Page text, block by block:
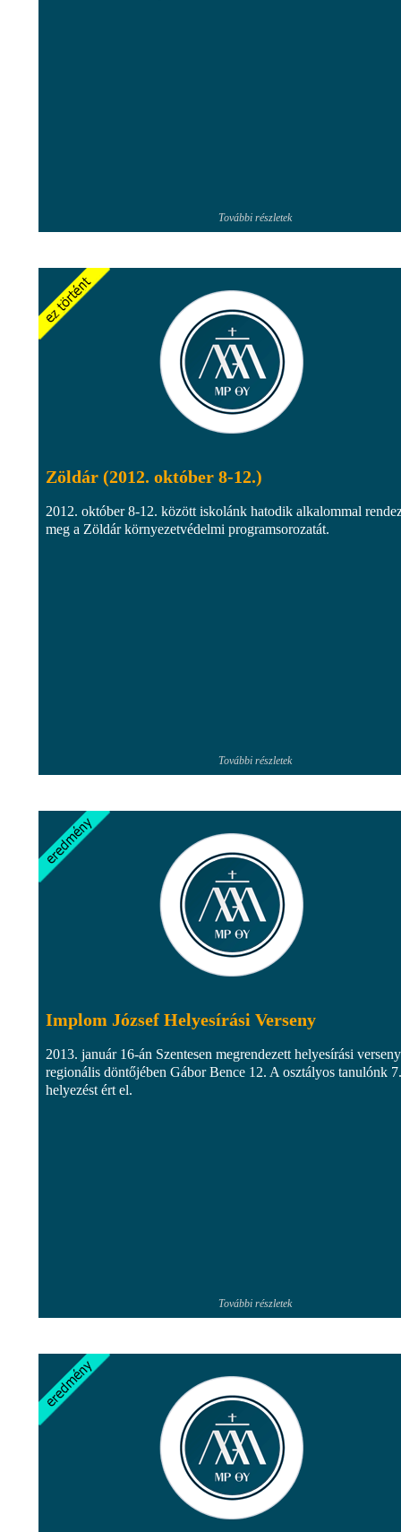
További részletek
Zöldár (2012. október 8-12.)
2012. október 8-12. között iskolánk hatodik alkalommal
meg a Zöldár környezetvédelmi programsorozatát.
További részletek
Implom József Helyesírási Verseny
2013. január 16-án Szentesen megrendezett helyesírási verseny
regionális döntőjében Gábor Bence 12. A osztályos tanulónk 7.
helyezést ért el.
További részletek